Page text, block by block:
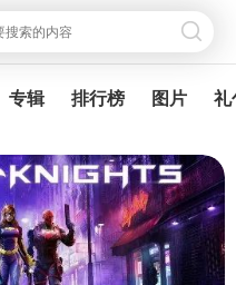
专辑 排行榜 图片 礼